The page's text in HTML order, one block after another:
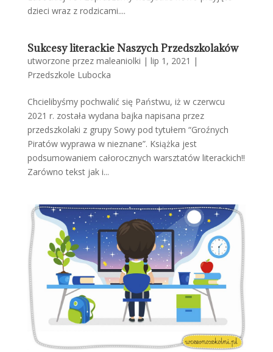
dzieci wraz z rodzicami....
Sukcesy literackie Naszych Przedszkolaków
utworzone przez maleaniolki | lip 1, 2021 |
Przedszkole Lubocka
Chcielibyśmy pochwalić się Państwu, iż w czerwcu
2021 r. została wydana bajka napisana przez
przedszkolaki z grupy Sowy pod tytułem “Groźnych
Piratów wyprawa w nieznane”. Książka jest
podsumowaniem całorocznych warsztatów literackich!!
Zarówno tekst jak i...